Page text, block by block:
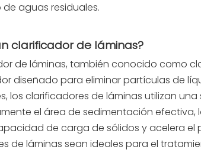
aguas residuales.
clarificador de láminas?
de láminas, también conocido como
diseñado para eliminar partículas de
los clarificadores de láminas utilizan
el área de sedimentación efectiva,
de carga de sólidos y acelera
de láminas sean ideales para el